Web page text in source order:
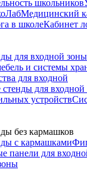
школьников
Медицинский
в школеКабинет
для входной зоны
и системы
для входной
для входной
устройств
без кармашков
с кармашками
панели для